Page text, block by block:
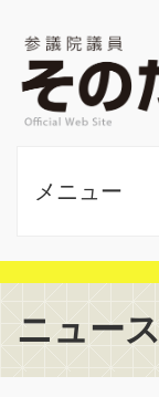
メニュー
ニュース